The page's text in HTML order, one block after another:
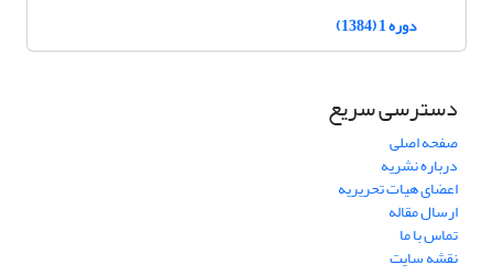
دوره 1 (1384)
دسترسی سریع
صفحه اصلی
درباره نشریه
اعضای هیات تحریریه
ارسال مقاله
تماس با ما
نقشه سایت